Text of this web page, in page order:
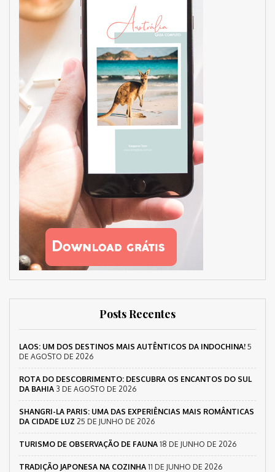
Posts Recentes
LAOS: UM DOS DESTINOS MAIS AUTÊNTICOS DA INDOCHINA! 5
DE AGOSTO DE 2026
ROTA DO DESCOBRIMENTO: DESCUBRA OS ENCANTOS DO SUL
DA BAHIA 3 DE AGOSTO DE 2026
SHANGRI-LA PARIS: UMA DAS EXPERIÊNCIAS MAIS ROMÂNTICAS
DA CIDADE LUZ 25 DE JUNHO DE 2026
TURISMO DE OBSERVAÇÃO DE FAUNA 18 DE JUNHO DE 2026
TRADIÇÃO JAPONESA NA COZINHA 11 DE JUNHO DE 2026